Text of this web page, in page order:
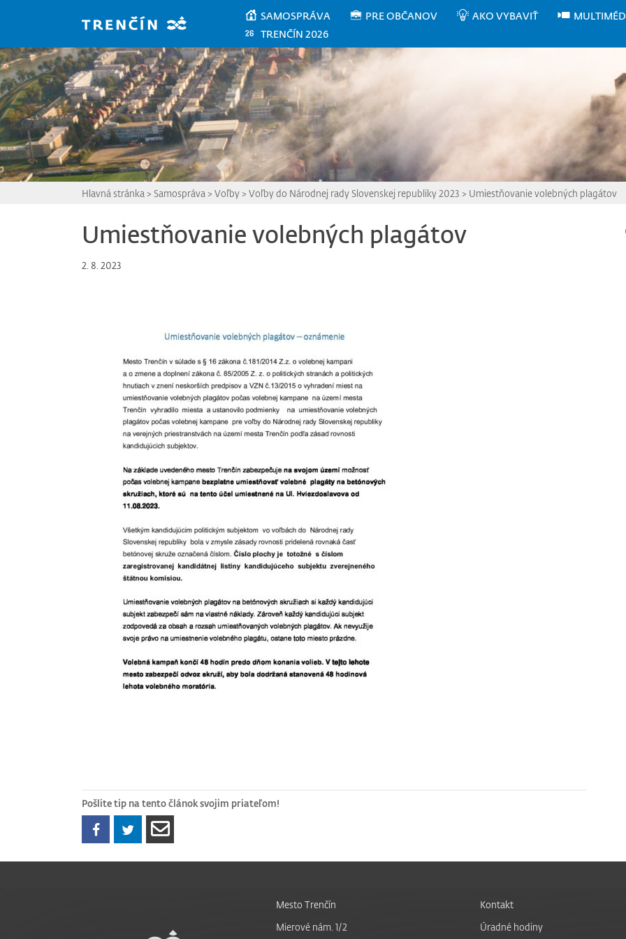
SAMOSPRÁVA PRE OBČANOV AKO VYBAVIŤ
TRENČÍN 2026
Hlavná stránka > Samospráva > Voľby> Voľby do Národnej rady Slovenskej republiky 2023 > Umiestňovanie volebných plagátov
Umiestňovanie volebných plagátov
2. 8. 2023
Pošlite tip na tento článok svojim priateľom!
Mesto Trenčín
Mierové nám. 1/2
Kontakt
Úradné hodiny